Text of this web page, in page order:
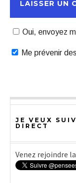
Oui, envoyez
Me prévenir
JE VEUX
DIRECT
Venez rejoindre